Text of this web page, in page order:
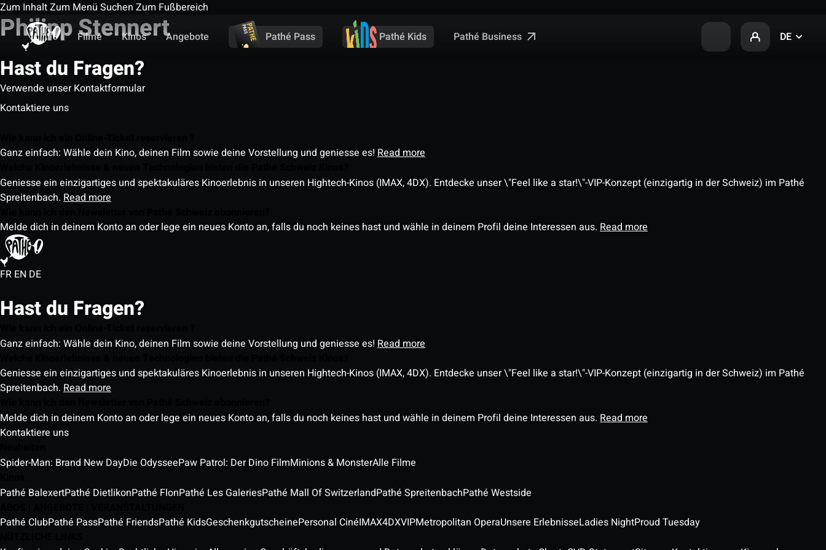
Zum InhaltZum Menü Suchen Zum Fußbereich
Filme
Kinos Angebote Pathé Pass Pathé Kids Pathé Business DE
Philipp Stennert
Hast du Fragen?
Verwende unser Kontaktformular
Kontaktiere uns
Ganz einfach: Wähle dein Kino, deinen Film sowie deine Vorstellung und geniesse es! Read more
Geniesse ein einzigartiges und spektakuläres Kinoerlebnis in unseren Hightech-Kinos (IMAX, 4DX). Entdecke unser \"Feel like a star!\"-VIP-Konzept (einzigartig in der Schweiz) im Pathé
Spreitenbach. Read more
Melde dich in deinem Konto an oder lege ein neues Konto an, falls du noch keines hast und wähle in deinem Profil deine Interessen aus. Read more
FR EN DE
Hast du Fragen?
Ganz einfach: Wähle dein Kino, deinen Film sowie deine Vorstellung und geniesse es! Read more
Geniesse ein einzigartiges und spektakuläres Kinoerlebnis in unseren Hightech-Kinos (IMAX, 4DX). Entdecke unser \"Feel like a star!\"-VIP-Konzept (einzigartig in der Schweiz) im Pathé
Spreitenbach. Read more
Melde dich in deinem Konto an oder lege ein neues Konto an, falls du noch keines hast und wähle in deinem Profil deine Interessen aus. Read more
Kontaktiere uns
Spider-Man: Brand New DayDie OdysseePaw Patrol: Der Dino FilmMinions & MonsterAlle Filme
Pathé BalexertPathé DietlikonPathé FlonPathé Les GaleriesPathé Mall Of SwitzerlandPathé SpreitenbachPathé Westside
Pathé ClubPathé PassPathé FriendsPathé KidsGeschenkgutscheinePersonal CinéIMAX4DXVIPMetropolitan OperaUnsere ErlebnisseLadies NightProud Tuesday